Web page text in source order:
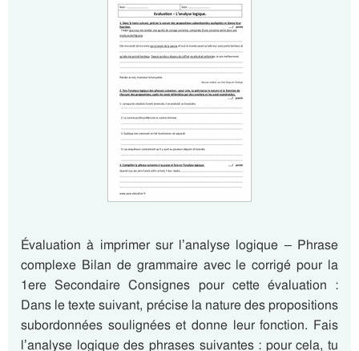
Évaluation à imprimer sur l’analyse logique – Phrase
complexe Bilan de grammaire avec le corrigé pour la
1ere Secondaire Consignes pour cette évaluation :
Dans le texte suivant, précise la nature des propositions
subordonnées soulignées et donne leur fonction. Fais
l’analyse logique des phrases suivantes : pour cela, tu